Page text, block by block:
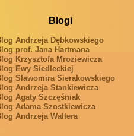
Blogi
Andrzeja Dębkowskiego
prof. Jana Hartmana
Krzysztofa Mroziewicza
Ewy Siedleckiej
Sławomira Sierakowskiego
Andrzeja Stankiewicza
Agaty Szczęśniak
Adama Szostkiewicza
Andrzeja Waltera